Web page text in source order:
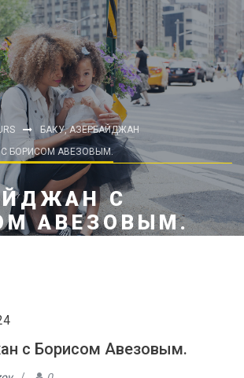
БАКУ, АЗЕРБАЙДЖАН
БОРИСОМ АВЕЗОВЫМ.
С
АВЕЗОВЫМ.
с Борисом Авезовым.